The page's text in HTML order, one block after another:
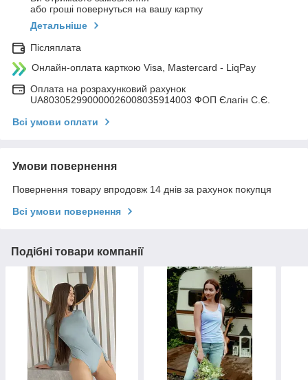
або гроші повернуться на вашу картку
Детальніше
Післяплата
Онлайн-оплата карткою Visa, Mastercard - LiqPay
Оплата на розрахунковий рахунок
UA803052990000026008035914003 ФОП Єлагін С.Є.
Всі умови оплати
Умови повернення
Повернення товару впродовж 14 днів за рахунок покупця
Всі умови повернення
Подібні товари компанії